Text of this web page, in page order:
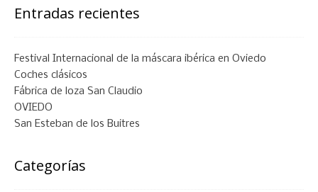
Entradas recientes
Festival Internacional de la máscara ibérica en Oviedo
Coches clásicos
Fábrica de loza San Claudio
OVIEDO
San Esteban de los Buitres
Categorías